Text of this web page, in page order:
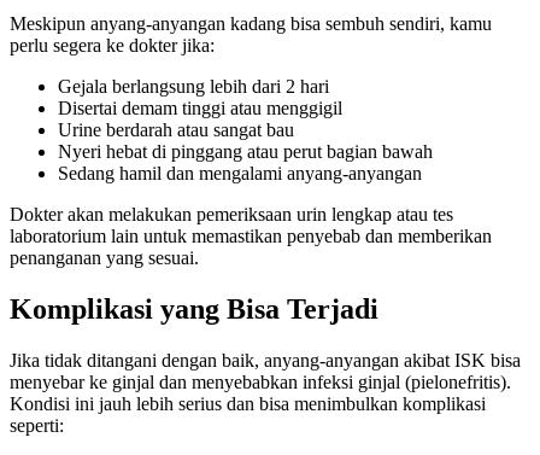
Meskipun anyang-anyangan kadang bisa sembuh sendiri, kamu
perlu segera ke dokter jika:
Gejala berlangsung lebih dari 2 hari
Disertai demam tinggi atau menggigil
Urine berdarah atau sangat bau
Nyeri hebat di pinggang atau perut bagian bawah
Sedang hamil dan mengalami anyang-anyangan
Dokter akan melakukan pemeriksaan urin lengkap atau tes
laboratorium lain untuk memastikan penyebab dan memberikan
penanganan yang sesuai.
Komplikasi yang Bisa Terjadi
Jika tidak ditangani dengan baik, anyang-anyangan akibat ISK bisa
menyebar ke ginjal dan menyebabkan infeksi ginjal (pielonefritis).
Kondisi ini jauh lebih serius dan bisa menimbulkan komplikasi
seperti: